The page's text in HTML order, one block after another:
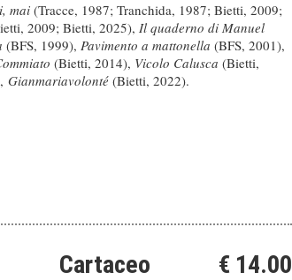
mai(Tracce, 1987; Tranchida, 1987; Bietti, 2009;
2009; Bietti, 2025), Il quaderno di Manuel
(BFS, 1999), Pavimento a mattonella (BFS, 2001),
(Bietti, 2014), Vicolo Calusca (Bietti,
Gianmariavolonté(Bietti, 2022).
Cartaceo € 14.00